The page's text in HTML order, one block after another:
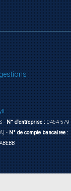
-N° d'entreprise :0464 579
-N° de compte bancairee :